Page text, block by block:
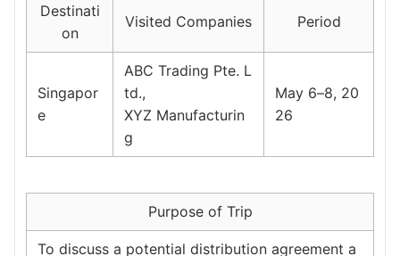
Destinati
on
Visited Companies Period
Singapor
e
ABC Trading Pte. L
td.,
XYZ Manufacturin
g
May 6–8, 20
26
Purpose of Trip
To discuss a potential distribution agreement a